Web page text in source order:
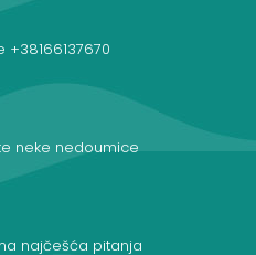
+38166137670
neke nedoumice
najčešća pitanja